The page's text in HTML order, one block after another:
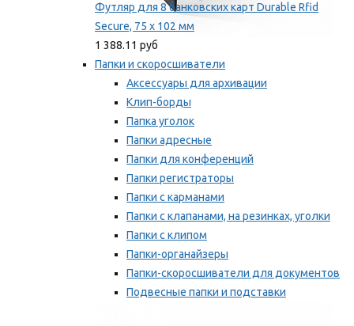
Футляр для 8 банковских карт Durable Rfid
Secure, 75 х 102 мм
1 388.11 руб
Папки и скоросшиватели
Аксессуары для архивации
Клип-борды
Папка уголок
Папки адресные
Папки для конференций
Папки регистраторы
Папки с карманами
Папки с клапанами, на резинках, уголки
Папки с клипом
Папки-органайзеры
Папки-скоросшиватели для документов
Подвесные папки и подставки